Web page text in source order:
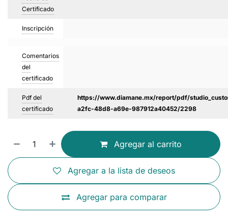
Certificado
Inscripción
Comentarios
del
certificado
Pdf del
certificado
https://www.diamane.mx/report/pdf/
a2fc-48d8-a69e-987912a40452/2298
Agregar al carrito
Agregar para comparar
Agregar a la lista de deseos